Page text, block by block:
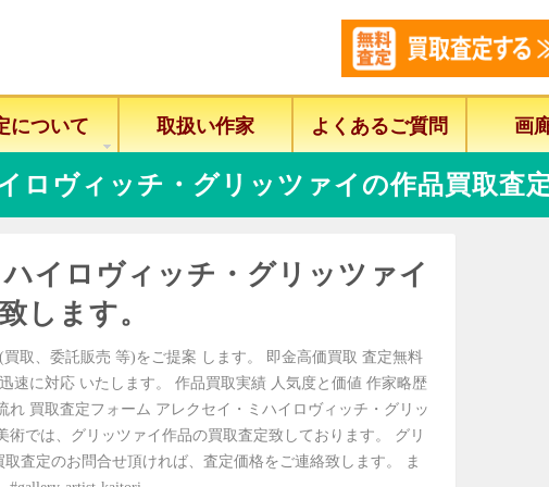
について 取扱い作家 よくあるご質問 画
ロヴィッチ・グリッツァイの作品買取査
イロヴィッチ・グリッツァイ
します。
取、委託販売 等)をご提案 します。 即金高価買取 査定無料
速に対応 いたします。 作品買取実績 人気度と価値 作家略歴
れ 買取査定フォーム アレクセイ・ミハイロヴィッチ・グリッ
術では、グリッツァイ作品の買取査定致しております。 グリ
査定のお問合せ頂ければ、査定価格をご連絡致します。 ま